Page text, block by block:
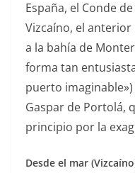
España, el Conde
Vizcaíno, el
a la bahía de
forma tan
puerto
Gaspar de Portolá,
principio por la
Desde el mar